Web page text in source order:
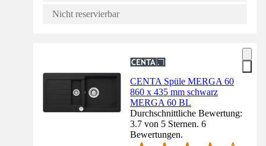
Nicht reservierbar
CENTA Spüle MERGA 60
860 x 435 mm schwarz
MERGA 60 BL
Durchschnittliche Bewertung:
3.7 von 5 Sternen. 6
Bewertungen.